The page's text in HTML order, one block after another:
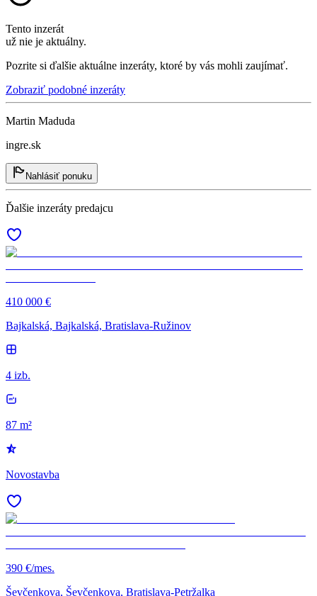
Tento inzerát
už nie je aktuálny.
Pozrite si ďalšie aktuálne inzeráty, ktoré by vás mohli zaujímať.
Zobraziť podobné inzeráty
Martin Maduda
ingre.sk
Nahlásiť ponuku
Ďalšie inzeráty predajcu
410 000 €
Bajkalská, Bajkalská, Bratislava-Ružinov
4 izb.
87 m²
Novostavba
390 €/mes.
Ševčenkova, Ševčenkova, Bratislava-Petržalka